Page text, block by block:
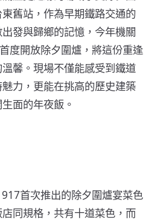
舊站，作為早期鐵路交通的
發與歸鄉的記憶，今年機關
度開放除夕圍爐，將這份重逢
馨。現場不僅能感受到鐵道
力，更能在挑高的歷史建築
面的年夜飯。
首次推出的除夕圍爐宴菜色
同規格，共有十道菜色，而